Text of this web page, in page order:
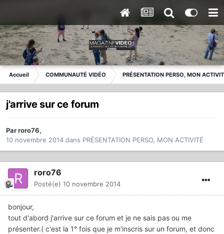
Accueil COMMUNAUTÉ VIDÉO PRÉSENTATION PERSO, MON
j'arrive sur ce forum
Parroro76,
10 novembre 2014 dans PRÉSENTATION PERSO, MON ACTIVITÉ
roro76
Posté(e) 10 novembre 2014
bonjour,
tout d'abord j'arrive sur ce forum et je ne sais pas ou me
présenter.( c'est la 1° fois que je m'inscris sur un forum, et donc